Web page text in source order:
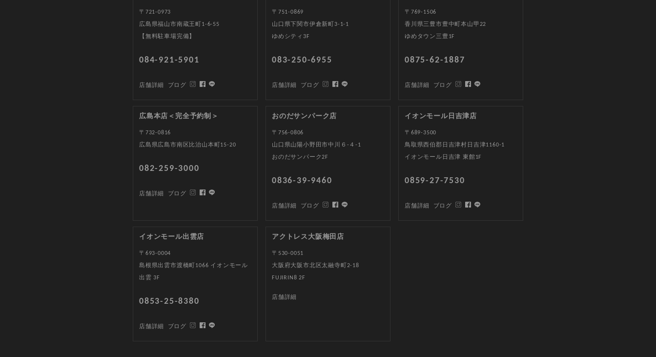
〒721-0973
広島県福山市南蔵王町1-6-55
【無料駐車場完備】
084-921-5901
店舗詳細 ブログ
〒751-0869
山口県下関市伊倉新町3-1-1
ゆめシティ3F
083-250-6955
店舗詳細 ブログ
〒769-1506
香川県三豊市豊中町本山甲22
ゆめタウン三豊1F
0875-62-1887
店舗詳細 ブログ
広島本店＜完全予約制＞
〒732-0816
広島県広島市南区比治山本町15-20
082-259-3000
店舗詳細 ブログ
おのだサンパーク店
〒756-0806
山口県山陽小野田市中川６-４-1
おのだサンパーク2F
0836-39-9460
店舗詳細 ブログ
イオンモール日吉津店
〒689-3500
鳥取県西伯郡日吉津村日吉津1160-1
イオンモール日吉津 東館1F
0859-27-7530
店舗詳細 ブログ
イオンモール出雲店
〒693-0004
島根県出雲市渡橋町1066 イオンモール
出雲 3F
0853-25-8380
店舗詳細 ブログ
アクトレス大阪梅田店
〒530-0051
大阪府大阪市北区太融寺町2-18
FUJIRIN8 2F
店舗詳細